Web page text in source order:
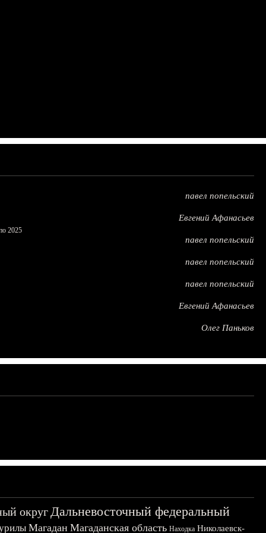
павел попельский
Евгений Афанасьев
2025
павел попельский
павел попельский
павел попельский
Евгений Афанасьев
Олег Паньков
округДальневосточный федеральный
Магадан Магаданская область Находка Николаевск-